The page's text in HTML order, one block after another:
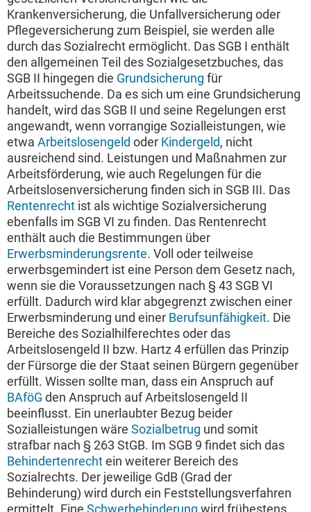
Krankenversicherung, die Unfallversicherung oder
Pflegeversicherung zum Beispiel, sie werden alle
durch das Sozialrecht ermöglicht. Das SGB I enthält
den allgemeinen Teil des Sozialgesetzbuches, das
SGB II hingegen die Grundsicherung für
Arbeitssuchende. Da es sich um eine Grundsicherung
handelt, wird das SGB II und seine Regelungen erst
angewandt, wenn vorrangige Sozialleistungen, wie
etwa Arbeitslosengeld oder Kindergeld, nicht
ausreichend sind. Leistungen und Maßnahmen zur
Arbeitsförderung, wie auch Regelungen für die
Arbeitslosenversicherung finden sich in SGB III. Das
Rentenrecht ist als wichtige Sozialversicherung
ebenfalls im SGB VI zu finden. Das Rentenrecht
enthält auch die Bestimmungen über
Erwerbsminderungsrente. Voll oder teilweise
erwerbsgemindert ist eine Person dem Gesetz nach,
wenn sie die Voraussetzungen nach § 43 SGB VI
erfüllt. Dadurch wird klar abgegrenzt zwischen einer
Erwerbsminderung und einer Berufsunfähigkeit. Die
Bereiche des Sozialhilferechtes oder das
Arbeitslosengeld II bzw. Hartz 4 erfüllen das Prinzip
der Fürsorge die der Staat seinen Bürgern gegenüber
erfüllt. Wissen sollte man, dass ein Anspruch auf
BAföG den Anspruch auf Arbeitslosengeld II
beeinflusst. Ein unerlaubter Bezug beider
Sozialleistungen wäre Sozialbetrug und somit
strafbar nach § 263 StGB. Im SGB 9 findet sich das
Behindertenrechtein weiterer Bereich des
Sozialrechts. Der jeweilige GdB (Grad der
Behinderung) wird durch ein Feststellungsverfahren